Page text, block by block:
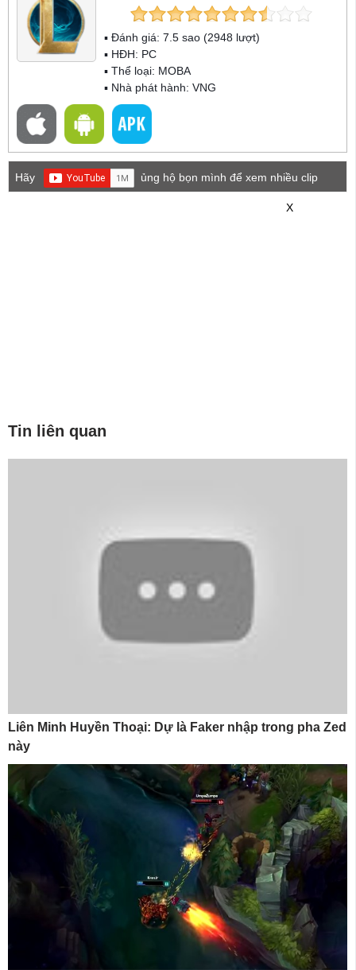
▪ Đánh giá: 7.5 sao (2948 lượt)
▪ HĐH: PC
▪ Thể loại: MOBA
▪ Nhà phát hành: VNG
Hãy
ủng hộ bọn mình để xem nhiều clip
X
Tin liên quan
Liên Minh Huyền Thoại: Dự là Faker nhập trong pha Zed
này